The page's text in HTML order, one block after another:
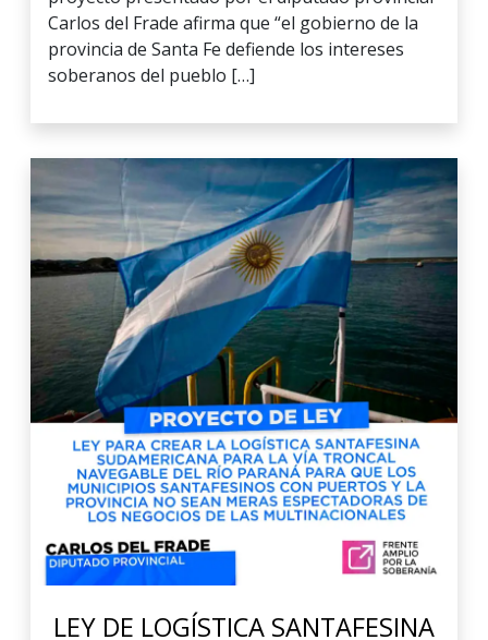
Carlos del Frade afirma que “el gobierno de la
provincia de Santa Fe defiende los intereses
soberanos del pueblo […]
LEY DE LOGÍSTICA SANTAFESINA